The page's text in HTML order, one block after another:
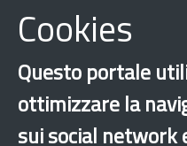
Approfondimenti
Cookies
Questo portale
ottimizzare la
sui social network